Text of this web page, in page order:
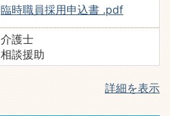
臨時職員採用申込書 .pdf
介護士
相談援助
詳細を表示